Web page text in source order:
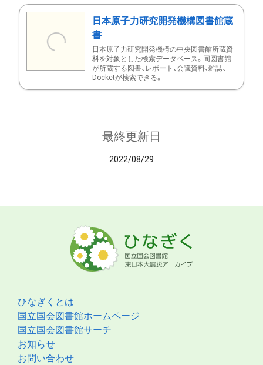
日本原子力研究開発機構図書館蔵
書
日本原子力研究開発機構の中央図書館所蔵資
料を対象とした検索データベース。同図書館
が所蔵する図書、レポート、会議資料、雑誌、
Docketが検索できる。
最終更新日
2022/08/29
ひなぎくとは
国立国会図書館ホームページ
国立国会図書館サーチ
お知らせ
お問い合わせ